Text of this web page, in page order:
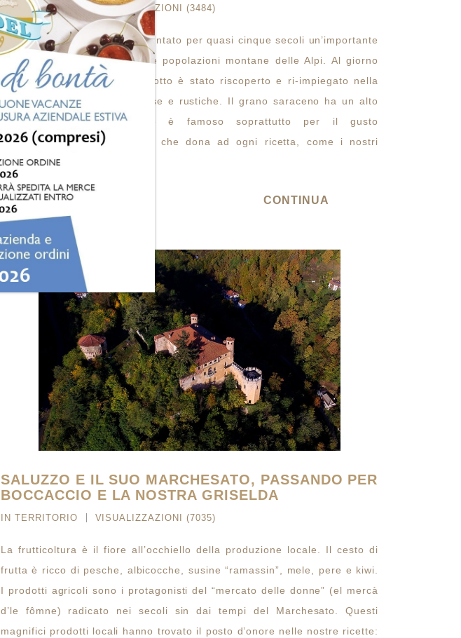
IN TERRITORIO VISUALIZZAZIONI (3484)
Il grano saraceno ha rappresentato per quasi cinque secoli un’importante
fonte di sostentamento per le popolazioni montane delle Alpi. Al giorno
d’oggi questo magnifico prodotto è stato riscoperto e ri-impiegato nella
realizzazione di ricette gustose e rustiche. Il grano saraceno ha un alto
valore nutritivo, anche se è famoso soprattutto per il gusto
sorprendentemente piacevole che dona ad ogni ricetta, come i nostri
speciali Frollini Cradel.
CONTINUA
SALUZZO E IL SUO MARCHESATO, PASSANDO PER
BOCCACCIO E LA NOSTRA GRISELDA
IN TERRITORIO VISUALIZZAZIONI (7035)
La frutticoltura è il fiore all’occhiello della produzione locale. Il cesto di
frutta è ricco di pesche, albicocche, susine “ramassin”, mele, pere e kiwi.
I prodotti agricoli sono i protagonisti del “mercato delle donne” (el mercà
d’le fômne) radicato nei secoli sin dai tempi del Marchesato. Questi
magnifici prodotti locali hanno trovato il posto d’onore nelle nostre ricette: